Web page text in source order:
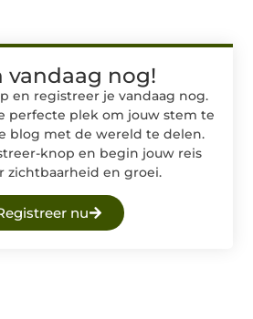
vandaag nog!
en registreer je vandaag nog.
perfecte plek om jouw stem te
blog met de wereld te delen.
knop en begin jouw reis
zichtbaarheid en groei.
nu